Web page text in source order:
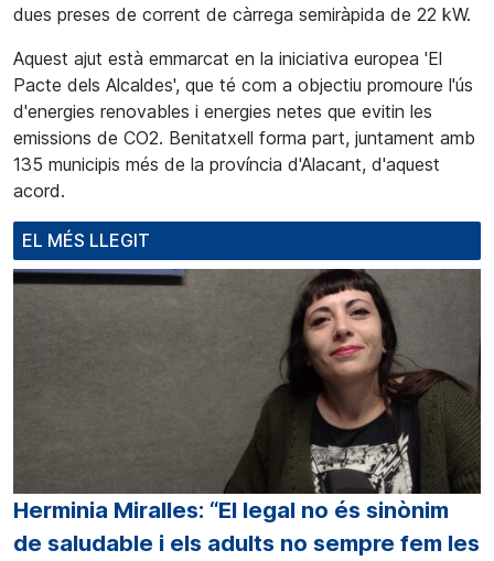
dues preses de corrent de càrrega semiràpida de 22 kW.
Aquest ajut està emmarcat en la iniciativa europea 'El
Pacte dels Alcaldes', que té com a objectiu promoure l'ús
d'energies renovables i energies netes que evitin les
emissions de CO2. Benitatxell forma part, juntament amb
135 municipis més de la província d'Alacant, d'aquest
acord.
EL MÉS LLEGIT
Herminia Miralles: “El legal no és sinònim
de saludable i els adults no sempre fem les